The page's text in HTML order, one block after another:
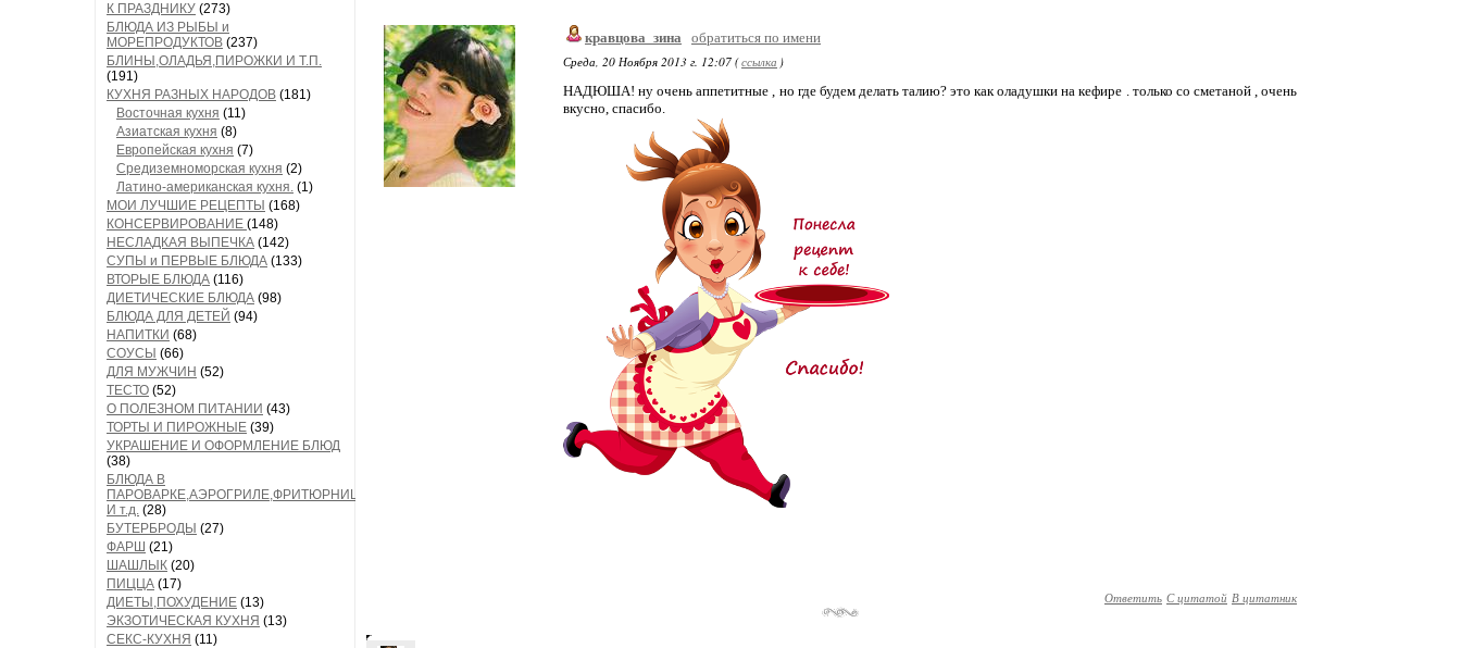
К ПРАЗДНИКУ (273)
БЛЮДА ИЗ РЫБЫ и
МОРЕПРОДУКТОВ (237)
БЛИНЫ,ОЛАДЬЯ,ПИРОЖКИ И Т.П.
(191)
КУХНЯ РАЗНЫХ НАРОДОВ (181)
Восточная кухня (11)
Азиатская кухня (8)
Европейская кухня (7)
Средиземноморская кухня (2)
Латино-американская кухня. (1)
МОИ ЛУЧШИЕ РЕЦЕПТЫ (168)
КОНСЕРВИРОВАНИЕ (148)
НЕСЛАДКАЯ ВЫПЕЧКА (142)
СУПЫ и ПЕРВЫЕ БЛЮДА (133)
ВТОРЫЕ БЛЮДА (116)
ДИЕТИЧЕСКИЕ БЛЮДА (98)
БЛЮДА ДЛЯ ДЕТЕЙ (94)
НАПИТКИ (68)
СОУСЫ (66)
ДЛЯ МУЖЧИН (52)
ТЕСТО (52)
О ПОЛЕЗНОМ ПИТАНИИ (43)
ТОРТЫ И ПИРОЖНЫЕ (39)
УКРАШЕНИЕ И ОФОРМЛЕНИЕ БЛЮД
(38)
БЛЮДА В
ПАРОВАРКЕ,АЭРОГРИЛЕ,ФРИТЮРНИЦЕ
И т.д. (28)
БУТЕРБРОДЫ (27)
ФАРШ (21)
ШАШЛЫК (20)
ПИЦЦА (17)
ДИЕТЫ,ПОХУДЕНИЕ (13)
ЭКЗОТИЧЕСКАЯ КУХНЯ (13)
СЕКС-КУХНЯ (11)
кравцова_зина
обратиться по имени
Среда, 20 Ноября 2013 г. 12:07 (ссылка )
НАДЮША! ну очень аппетитные , но где будем делать талию? это как оладушки на кефире . только со сметаной , очень
вкусно, спасибо.
Ответить С цитатой В цитатник